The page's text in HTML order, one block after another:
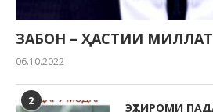
ЗАБОН – ҲАСТИИ МИЛЛАТ
06.10.2022
2 ЭҲТИРОМИ